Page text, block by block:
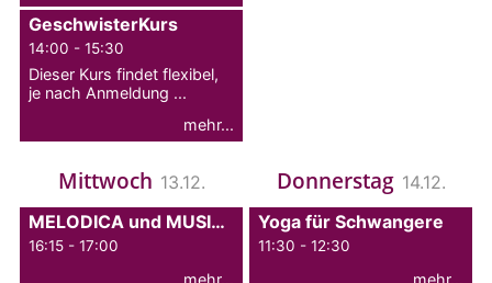
GeschwisterKurs
14:00 - 15:30
Dieser Kurs findet flexibel,
je nach Anmeldung ...
mehr...
Mittwoch 13.12.
MELODICA und MUSIKUNDE
16:15 - 17:00
mehr...
Donnerstag 14.12.
Yoga für Schwangere
11:30 - 12:30
mehr...